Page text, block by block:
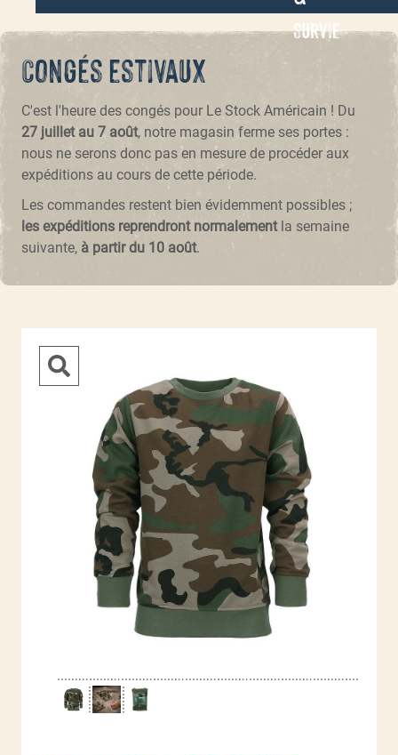
Survie
Congés estivaux
C'est l'heure des congés pour Le Stock Américain ! Du
27 juillet au 7 août, notre magasin ferme ses portes :
nous ne serons donc pas en mesure de procéder aux
expéditions au cours de cette période.
Les commandes restent bien évidemment possibles ;
les expéditions reprendront normalementla semaine
suivante, à partir du 10 août.